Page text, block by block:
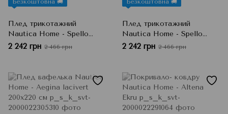
Безкоштовна 🚚
Плед трикотажний
Nautica Home - Spello
lacivert 130х170 см, Синій,
2 242 грн 2 466 грн
Безкоштовна 🚚
Плед трикотажний
Nautica Home - Spello
kiremit 130х170 см,
2 242 грн 2 466 грн